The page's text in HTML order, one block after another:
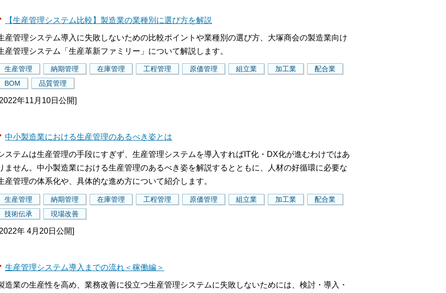
【生産管理システム比較】製造業の業種別に選び方を解説
産管理システム導入に失敗しないための比較ポイントや業種別の選び方、大塚商会の製造業向け
産管理システム「生産革新ファミリー」について解説します。
生産管理 納期管理 在庫管理 工程管理 原価管理 組立業 加工業
配合業
BOM
品質管理
年11月10日公開]
中小製造業における生産管理のあるべき姿とは
ステムは生産管理の手段にすぎず、生産管理システムを導入すればIT化・DX化が進むわけではあ
ません。中小製造業における生産管理のあるべき姿を解説するとともに、人材の好循環に必要な
産管理の体系化や、具体的な進め方について紹介します。
生産管理 納期管理 在庫管理 工程管理 原価管理 組立業 加工業
配合業
技術伝承
現場改善
年 4月20日公開]
生産管理システム導入までの流れ＜稼働編＞
造業の生産性を高め、業務改善に役立つ生産管理システムに失敗しないためには、検討・導入・